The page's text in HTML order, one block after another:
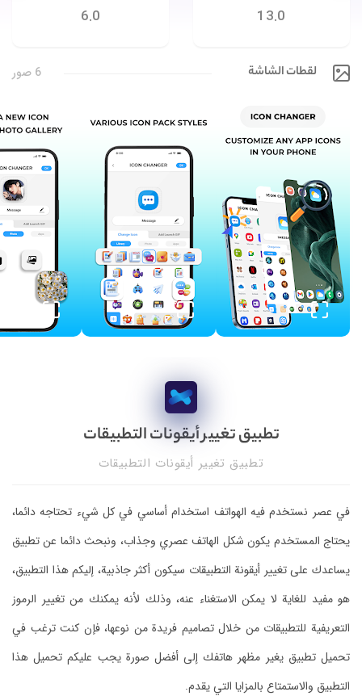
13.0
6.0
لقطات الشاشة 6 صور
تطبيق تغيير أيقونات التطبيقات
تطبيق تغيير أيقونات التطبيقات
في عصر نستخدم فيه الهواتف استخدام أساسي في كل شيء تحتاجه دائما،
يحتاج المستخدم يكون شكل الهاتف عصري وجذاب، ونبحث دائما عن تطبيق
يساعدك على تغيير أيقونة التطبيقات سيكون أكثر جاذبية، إليكم هذا التطبيق،
هو مفيد للغاية لا يمكن الاستغناء عنه، وذلك لأنه يمكنك من تغيير الرموز
التعريفية للتطبيقات من خلال تصاميم فريدة من نوعها، فإن كنت ترغب في
تحميل تطبيق يغير مظهر هاتفك إلى أفضل صورة يجب عليكم تحميل هذا
التطبيق والاستمتاع بالمزايا التي يقدم.